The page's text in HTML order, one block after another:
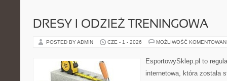
DRESY I ODZIEŻ TRENINGOWA
POSTED BY ADMIN CZE - 1 - 2026 MOŻLIWOŚĆ
EsportowySklep.pl to
internetowa, która została